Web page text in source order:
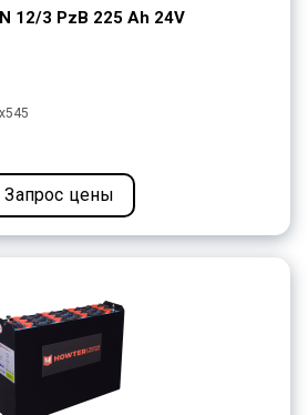
12/3 PzB 225 Ah 24V
Запрос цены